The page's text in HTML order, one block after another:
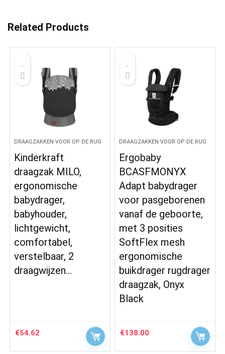
Related Products
DRAAGZAKKEN VOOR OP DE RUG
Kinderkraft
draagzak MILO,
ergonomische
babydrager,
babyhouder,
lichtgewicht,
comfortabel,
verstelbaar, 2
draagwijzen…
€54.62
DRAAGZAKKEN VOOR OP DE RUG
Ergobaby
BCASFMONYX
Adapt babydrager
voor pasgeborenen
vanaf de geboorte,
met 3 posities
SoftFlex mesh
ergonomische
buikdrager rugdrager
draagzak, Onyx
Black
€138.00